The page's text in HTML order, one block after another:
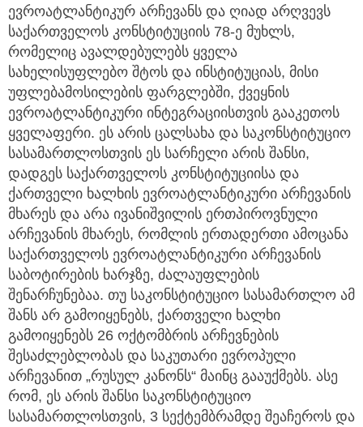
ევროატლანტიკურ არჩევანს და ღიად არღვევს
საქართველოს კონსტიტუციის 78-ე მუხლს,
რომელიც ავალდებულებს ყველა
სახელისუფლებო შტოს და ინსტიტუციას, მისი
უფლებამოსილების ფარგლებში, ქვეყნის
ევროატლანტიკური ინტეგრაციისთვის გააკეთოს
ყველაფერი. ეს არის ცალსახა და საკონსტიტუციო
სასამართლოსთვის ეს სარჩელი არის შანსი,
დადგეს საქართველოს კონსტიტუციისა და
ქართველი ხალხის ევროატლანტიკური არჩევანის
მხარეს და არა ივანიშვილის ერთპიროვნული
არჩევანის მხარეს, რომლის ერთადერთი ამოცანა
საქართველოს ევროატლანტიკური არჩევანის
საბოტირების ხარჯზე, ძალაუფლების
შენარჩუნებაა. თუ საკონსტიტუციო სასამართლო ამ
შანს არ გამოიყენებს, ქართველი ხალხი
გამოიყენებს 26 ოქტომბრის არჩევნების
შესაძლებლობას და საკუთარი ევროპული
არჩევანით „რუსულ კანონს“ მაინც გააუქმებს. ასე
რომ, ეს არის შანსი საკონსტიტუციო
სასამართლოსთვის, 3 სექტემბრამდე შეაჩეროს და